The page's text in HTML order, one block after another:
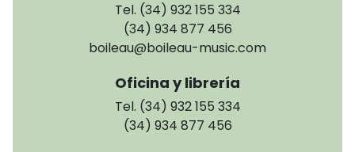
Tel. (34) 932 155 334
(34) 934 877 456
boileau@boileau-music.com
Oficina y librería
Tel. (34) 932 155 334
(34) 934 877 456